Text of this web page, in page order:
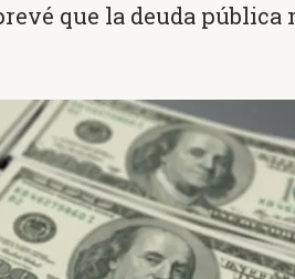
que la deuda pública